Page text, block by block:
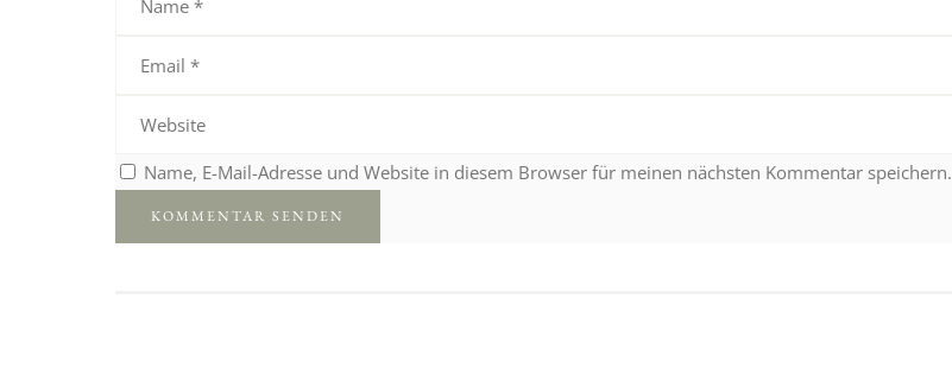
Name, E-Mail-Adresse und Website in diesem Browser für meinen nächsten Kommentar speichern.